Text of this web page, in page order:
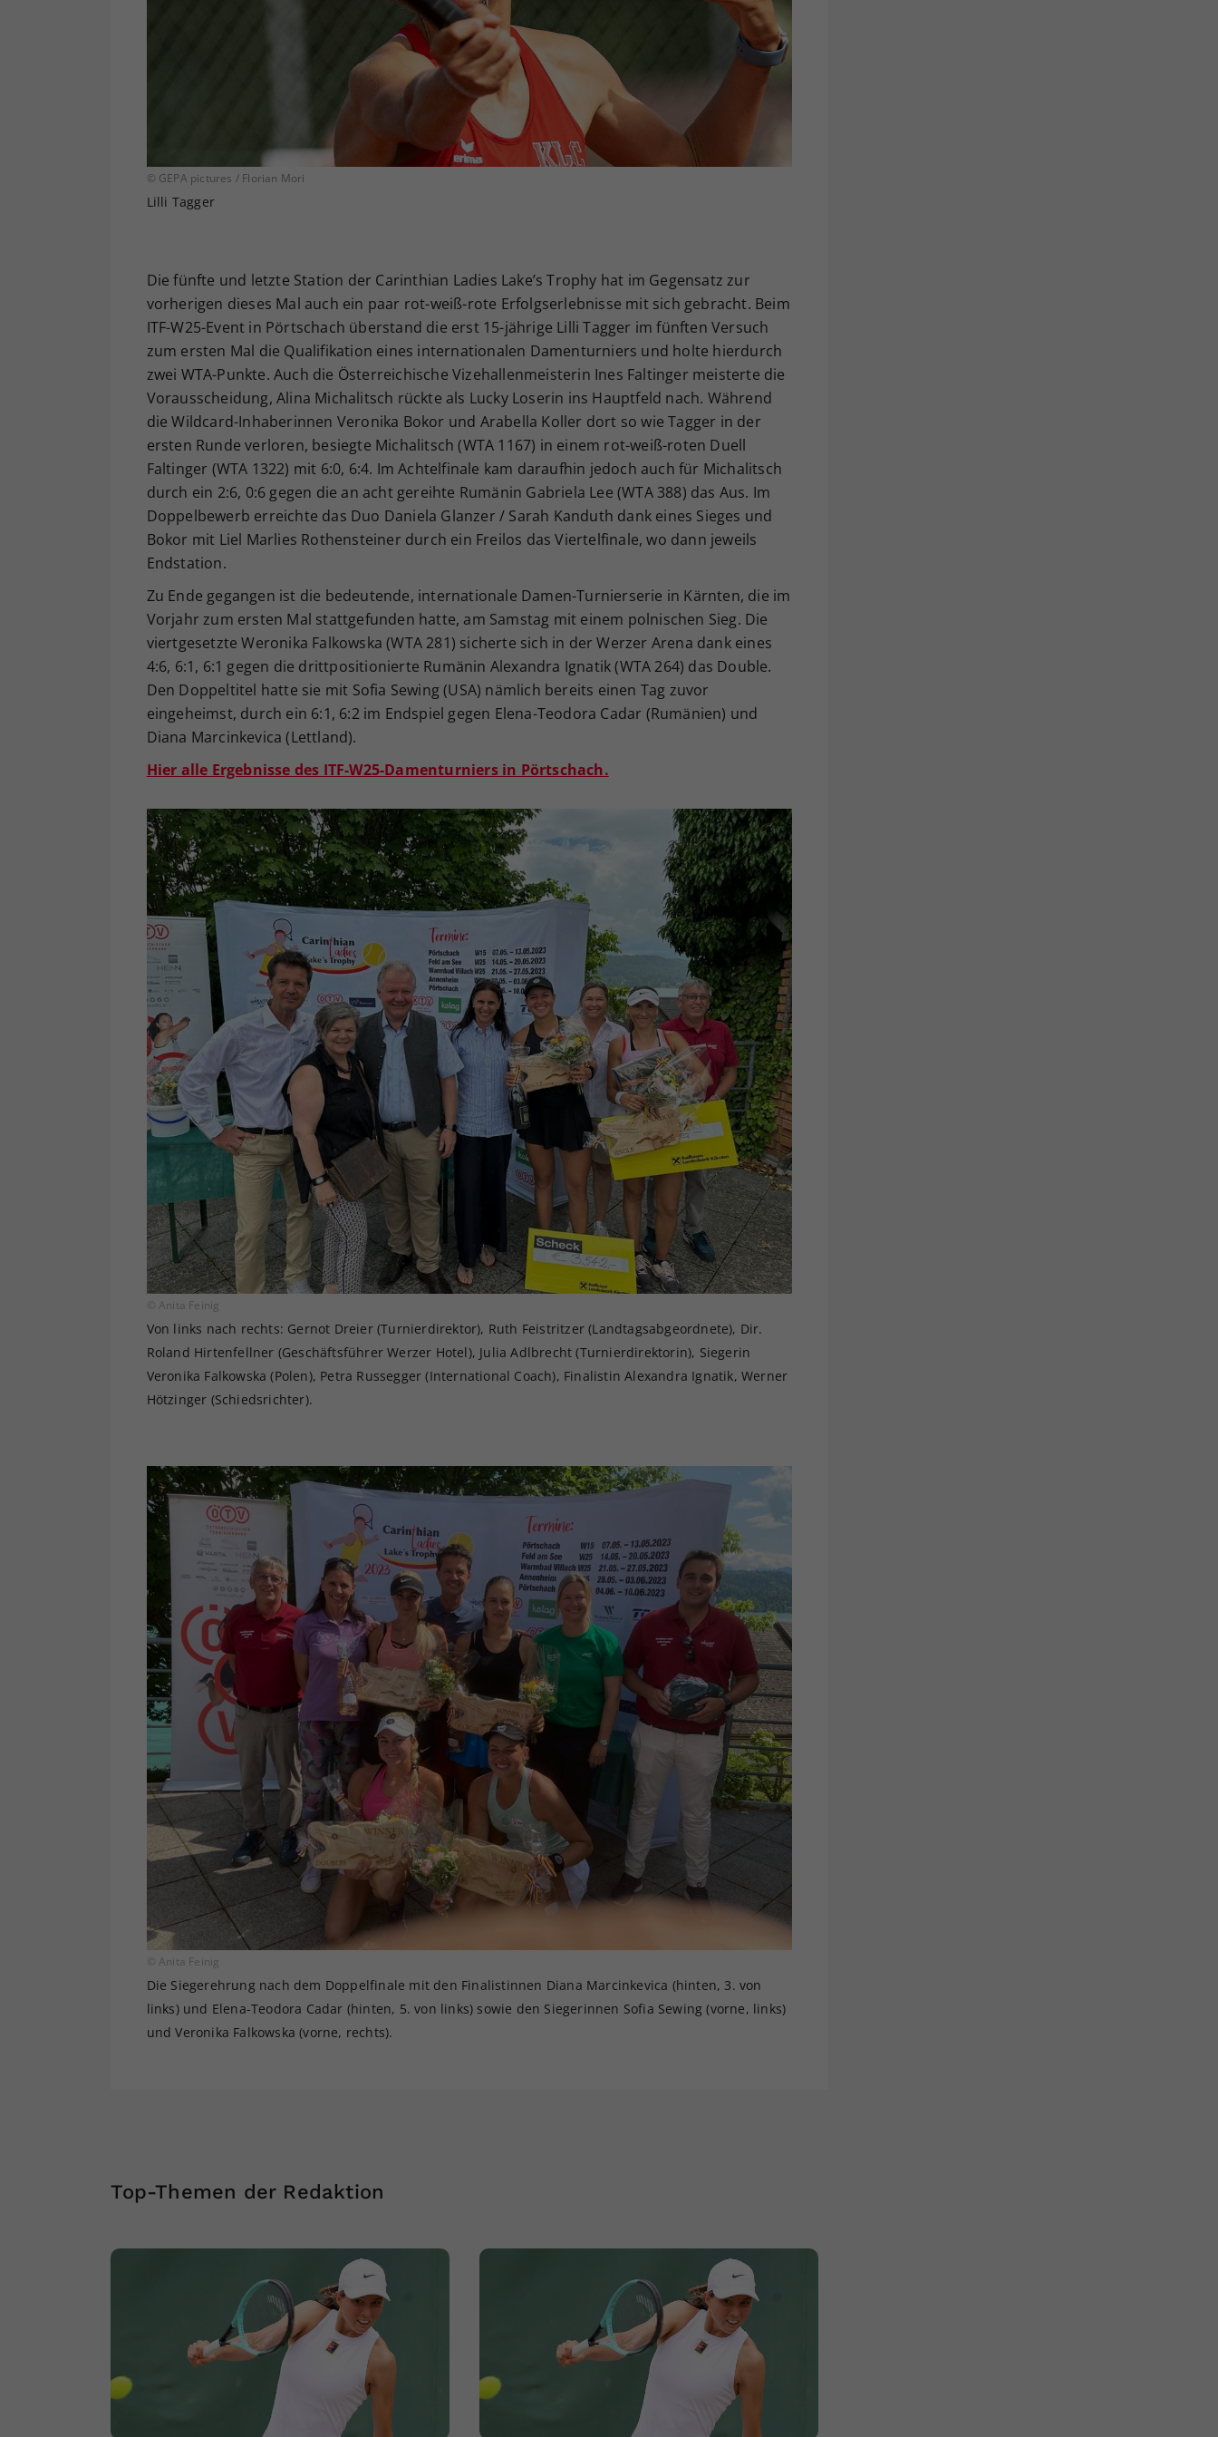
© GEPA pictures / Florian Mori
Lilli Tagger
Die fünfte und letzte Station der Carinthian Ladies Lake’s Trophy hat im Gegensatz zur
vorherigen dieses Mal auch ein paar rot-weiß-rote Erfolgserlebnisse mit sich gebracht. Beim
ITF-W25-Event in Pörtschach überstand die erst 15-jährige Lilli Tagger im fünften Versuch
zum ersten Mal die Qualifikation eines internationalen Damenturniers und holte hierdurch
zwei WTA-Punkte. Auch die Österreichische Vizehallenmeisterin Ines Faltinger meisterte die
Vorausscheidung, Alina Michalitsch rückte als Lucky Loserin ins Hauptfeld nach. Während
die Wildcard-Inhaberinnen Veronika Bokor und Arabella Koller dort so wie Tagger in der
ersten Runde verloren, besiegte Michalitsch (WTA 1167) in einem rot-weiß-roten Duell
Faltinger (WTA 1322) mit 6:0, 6:4. Im Achtelfinale kam daraufhin jedoch auch für Michalitsch
durch ein 2:6, 0:6 gegen die an acht gereihte Rumänin Gabriela Lee (WTA 388) das Aus. Im
Doppelbewerb erreichte das Duo Daniela Glanzer / Sarah Kanduth dank eines Sieges und
Bokor mit Liel Marlies Rothensteiner durch ein Freilos das Viertelfinale, wo dann jeweils
Endstation.
Zu Ende gegangen ist die bedeutende, internationale Damen-Turnierserie in Kärnten, die im
Vorjahr zum ersten Mal stattgefunden hatte, am Samstag mit einem polnischen Sieg. Die
viertgesetzte Weronika Falkowska (WTA 281) sicherte sich in der Werzer Arena dank eines
4:6, 6:1, 6:1 gegen die drittpositionierte Rumänin Alexandra Ignatik (WTA 264) das Double.
Den Doppeltitel hatte sie mit Sofia Sewing (USA) nämlich bereits einen Tag zuvor
eingeheimst, durch ein 6:1, 6:2 im Endspiel gegen Elena-Teodora Cadar (Rumänien) und
Diana Marcinkevica (Lettland).
Hier alle Ergebnisse des ITF-W25-Damenturniers in Pörtschach.
© Anita Feinig
Von links nach rechts: Gernot Dreier (Turnierdirektor), Ruth Feistritzer (Landtagsabgeordnete), Dir.
Roland Hirtenfellner (Geschäftsführer Werzer Hotel), Julia Adlbrecht (Turnierdirektorin), Siegerin
Veronika Falkowska (Polen), Petra Russegger (International Coach), Finalistin Alexandra Ignatik, Werner
Hötzinger (Schiedsrichter).
© Anita Feinig
Die Siegerehrung nach dem Doppelfinale mit den Finalistinnen Diana Marcinkevica (hinten, 3. von
links) und Elena-Teodora Cadar (hinten, 5. von links) sowie den Siegerinnen Sofia Sewing (vorne, links)
und Veronika Falkowska (vorne, rechts).
Top-Themen der Redaktion
Ihrer vorgenommen Einstellungen, falls der
Webseiten-Betreiber dies eingestellt hat.